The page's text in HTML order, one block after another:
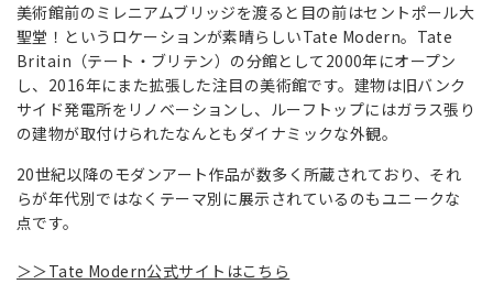
美術館前のミレニアムブリッジを渡ると目の前はセントポール大
聖堂！というロケーションが素晴らしいTate Modern。Tate
Britain（テート・ブリテン）の分館として2000年にオープン
し、2016年にまた拡張した注目の美術館です。建物は旧バンク
サイド発電所をリノベーションし、ルーフトップにはガラス張り
の建物が取付けられたなんともダイナミックな外観。
20世紀以降のモダンアート作品が数多く所蔵されており、それ
らが年代別ではなくテーマ別に展示されているのもユニークな
点です。
＞＞Tate Modern公式サイトはこちら